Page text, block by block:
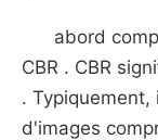
abord
CBR . CBR
.
d'images